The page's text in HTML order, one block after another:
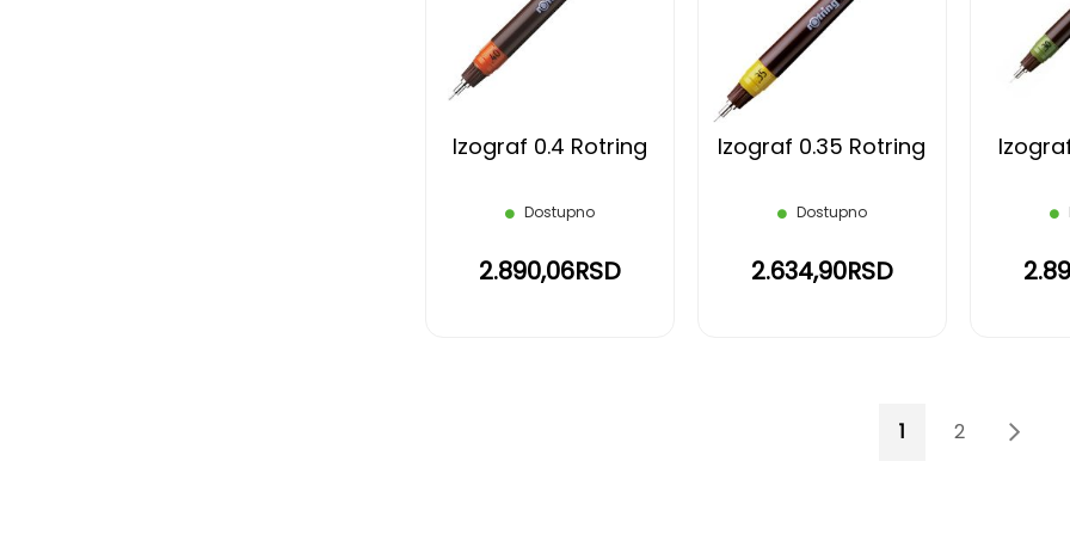
Izograf 0.4 Rotring
Dostupno
2.890,06RSD
Izograf 0.35 Rotring
Dostupno
2.634,90RSD
You're currently
1 Page
2 Page